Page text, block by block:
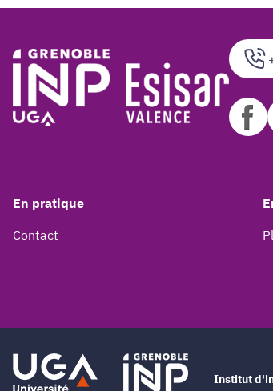
En pratique
Contact
Institut